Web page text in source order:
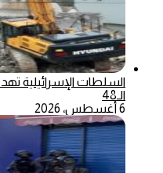
السلطات الإسرائيلية
الـ48
6 أغسطس، 2026